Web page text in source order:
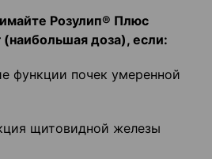
Розулип® Плюс
доза), если:
функции почек умеренной
щитовидной железы